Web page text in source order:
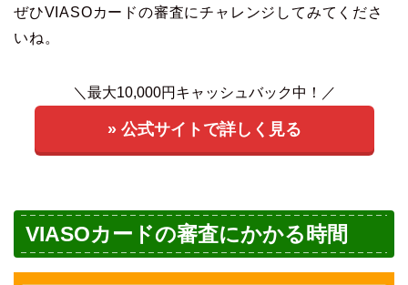
ぜひVIASOカードの審査にチャレンジしてみてくださ
いね。
＼最大10,000円キャッシュバック中！／
» 公式サイトで詳しく見る
VIASOカードの審査にかかる時間